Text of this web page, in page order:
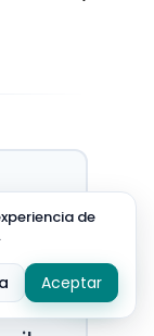
o
estos
de
Aceptar